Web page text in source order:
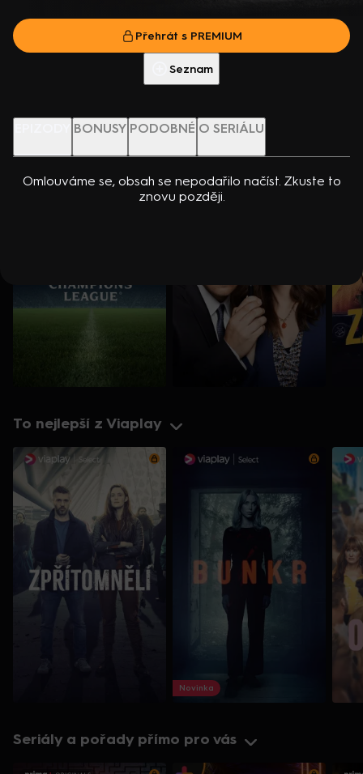
Přehrát s PREMIUM
Seznam
BONUSY PODOBNÉ O SERIÁLU
Omlouváme se, obsah se nepodařilo načíst. Zkuste to
znovu později.
Kreuková, R. Sutherland, A. Douglas, M. Loweová, S.
Spracklinová a další
Přehrát ukázku
Přehrát s PREMIUM
Více info
To nejlepší z Viaplay
Novinka
Seriály a pořady přímo pro vás